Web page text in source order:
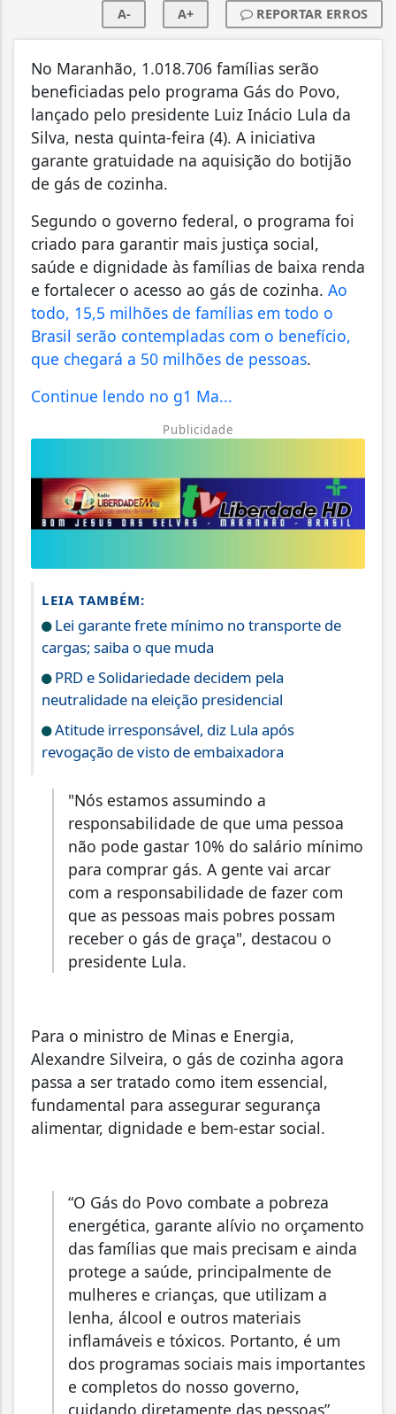
A- A+ REPORTAR ERROS
No Maranhão, 1.018.706 famílias serão
beneficiadas pelo programa Gás do Povo,
lançado pelo presidente Luiz Inácio Lula da
Silva, nesta quinta-feira (4). A iniciativa
garante gratuidade na aquisição do botijão
de gás de cozinha.
Segundo o governo federal, o programa foi
criado para garantir mais justiça social,
saúde e dignidade às famílias de baixa renda
e fortalecer o acesso ao gás de cozinha. Ao
todo, 15,5 milhões de famílias em todo o
Brasil serão contempladas com o benefício,
que chegará a 50 milhões de pessoas.
Continue lendo no g1 Ma...
Publicidade
LEIA TAMBÉM:
Lei garante frete mínimo no transporte de
cargas; saiba o que muda
PRD e Solidariedade decidem pela
neutralidade na eleição presidencial
Atitude irresponsável, diz Lula após
revogação de visto de embaixadora
"Nós estamos assumindo a
responsabilidade de que uma pessoa
não pode gastar 10% do salário mínimo
para comprar gás. A gente vai arcar
com a responsabilidade de fazer com
que as pessoas mais pobres possam
receber o gás de graça", destacou o
presidente Lula.
Para o ministro de Minas e Energia,
Alexandre Silveira, o gás de cozinha agora
passa a ser tratado como item essencial,
fundamental para assegurar segurança
alimentar, dignidade e bem-estar social.
“O Gás do Povo combate a pobreza
energética, garante alívio no orçamento
das famílias que mais precisam e ainda
protege a saúde, principalmente de
mulheres e crianças, que utilizam a
lenha, álcool e outros materiais
inflamáveis e tóxicos. Portanto, é um
dos programas sociais mais importantes
e completos do nosso governo,
cuidando diretamente das pessoas”,